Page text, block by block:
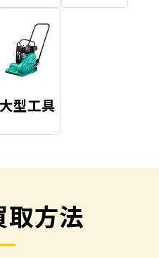
大型工具
方法